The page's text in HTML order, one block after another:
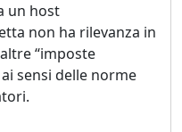
un host
non ha rilevanza in
“imposte
sensi delle norme